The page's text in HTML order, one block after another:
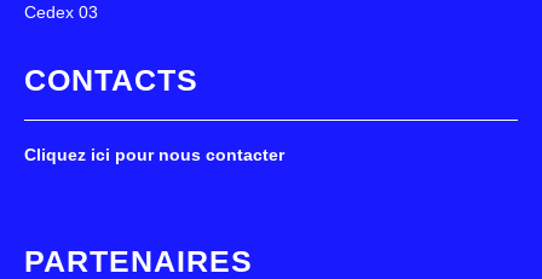
Cedex 03
CONTACTS
Cliquez ici pour nous contacter
PARTENAIRES